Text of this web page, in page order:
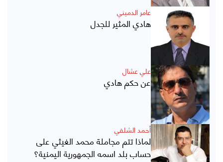
عامر الدميني
هادي المثير للجدل
علي عشال
عن حكم هادي
أحمد الشلفي
لماذا تتم مجاملة محمد الغيثي على
حساب بلد اسمه الجمهورية اليمنية؟